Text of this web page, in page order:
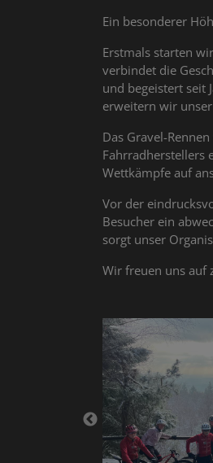
Ein besonderer
Erstmals starten
verbindet die
und begeistert seit
erweitern wir
Das Gravel-
Fahrradherstellers
Wettkämpfe auf
Vor der
Besucher ein
sorgt unser
Wir freuen uns auf